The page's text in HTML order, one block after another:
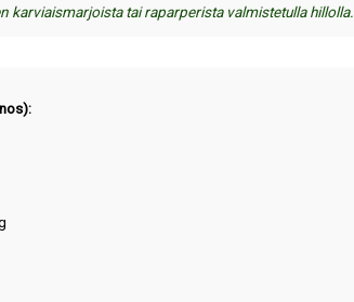
karviaismarjoista tai raparperista valmistetulla hillolla.